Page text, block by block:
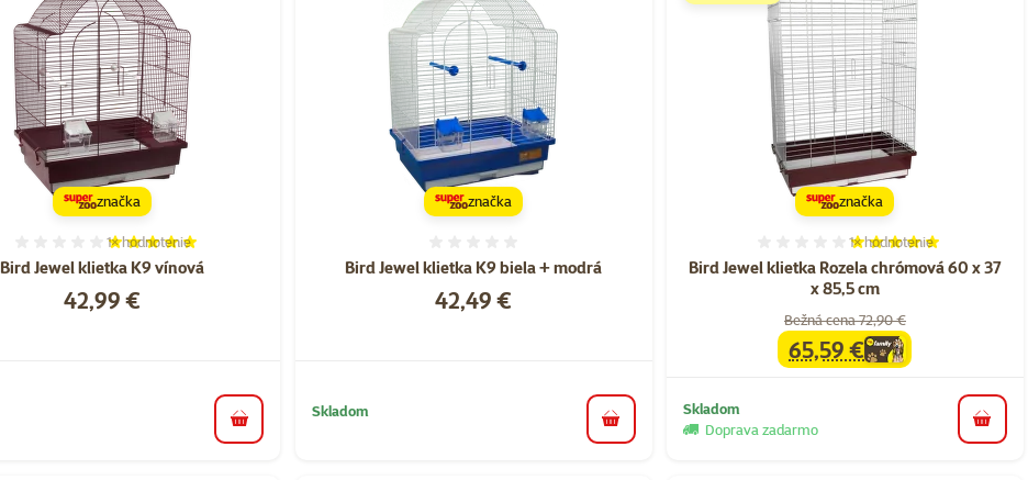
Bird Jewel klietka K9 vínová
Hodnotenie 100%, počet hodnotení: 1
1×hodnotenie
Cena
42,99 €
značka
do košíka
Bird Jewel klietka K9 biela + modrá
Cena
42,49 €
značka
Skladom
do košíka
Bird Jewel klietka Rozela chrómová 60 x 37
x 85,5 cm
Hodnotenie 100%, počet
1×hodnotenie
Bežná cena 72,90 €
familycena
65,59 €
značka
Skladom
Doprava zadarmo
do